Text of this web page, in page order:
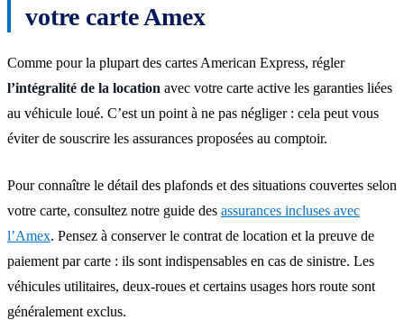
votre carte Amex
Comme pour la plupart des cartes American Express, régler
l’intégralité de la location avec votre carte active les garanties liées
au véhicule loué. C’est un point à ne pas négliger : cela peut vous
éviter de souscrire les assurances proposées au comptoir.
Pour connaître le détail des plafonds et des situations couvertes selon
votre carte, consultez notre guide des assurances incluses avec
l’Amex. Pensez à conserver le contrat de location et la preuve de
paiement par carte : ils sont indispensables en cas de sinistre. Les
véhicules utilitaires, deux-roues et certains usages hors route sont
généralement exclus.